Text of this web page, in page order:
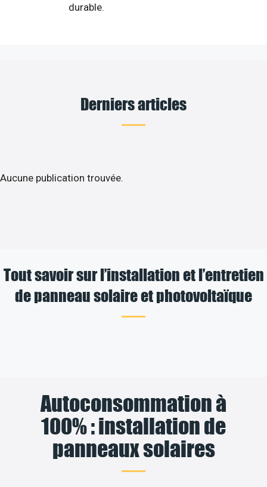
durable.
Derniers articles
Aucune publication trouvée.
Tout savoir sur l’installation et l’entretien
de panneau solaire et photovoltaïque
Autoconsommation à
100% : installation de
panneaux solaires